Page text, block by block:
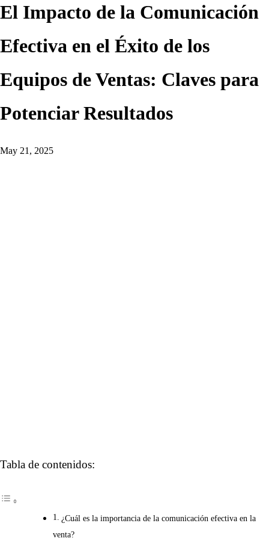
El Impacto de la Comunicación
Efectiva en el Éxito de los
Equipos de Ventas: Claves para
Potenciar Resultados
May 21, 2025
Tabla de contenidos:
¿Cuál es la importancia de la comunicación efectiva en la
venta?